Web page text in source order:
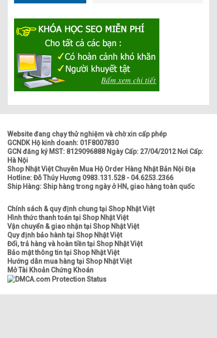
Website đang chạy thử nghiệm và chờ xin cấp phép
GCNDK Hộ kinh doanh: 01F8007830
GCN đăng ký MST: 8129096888 Ngày Cấp: 27/04/2012 Nơi Cấp:
Hà Nội
Shop Nhật Việt Chuyên Mua Hộ Order Hàng Nhật Bản Nội Địa
Hotline: Đỗ Thúy Hương 0983.131.528 - 04.6253.2366
Ship Hàng: Ship hàng trong ngày ở HN, giao hàng toàn quốc
Chính sách & quy định chung tại Shop Nhật Việt
Hình thức thanh toán tại Shop Nhật Việt
Vận chuyển & giao nhận tại Shop Nhật Việt
Quy định bảo hành tại Shop Nhật Việt
Đổi, trả hàng và hoàn tiền tại Shop Nhật Việt
Bảo mật thông tin tại Shop Nhật Việt
Hướng dẫn mua hàng tại Shop Nhật Việt
Mở Tài Khoản Chứng Khoán